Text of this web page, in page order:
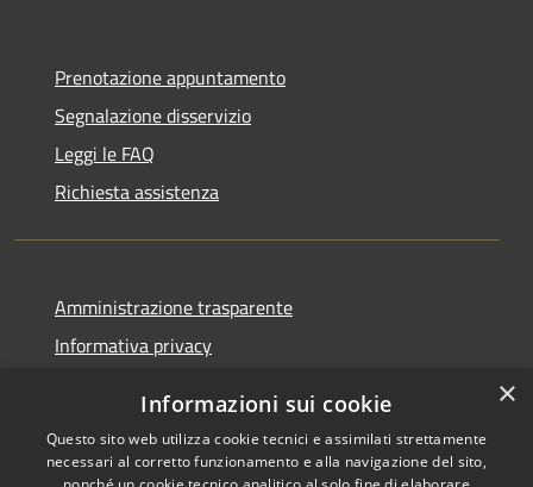
Prenotazione appuntamento
Segnalazione disservizio
Leggi le FAQ
Richiesta assistenza
Amministrazione trasparente
Informativa privacy
Dichiarazione di accessibilità
×
Informazioni sui cookie
Questo sito web utilizza cookie tecnici e assimilati strettamente
necessari al corretto funzionamento e alla navigazione del sito,